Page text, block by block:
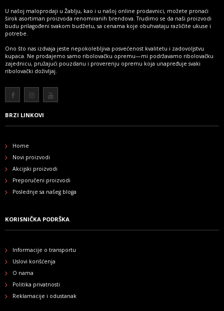
U našoj maloprodaji u Žablju, kao i u našoj online prodavnici, možete pronaći
širok asortiman proizvoda renomiranih brendova. Trudimo se da naši proizvodi
budu prilagođeni svakom budžetu, sa cenama koje obuhvataju različite ukuse i
potrebe.
Ono što nas izdvaja jeste nepokolebljiva posvećenost kvalitetu i zadovoljstvu
kupaca. Ne prodajemo samo ribolovačku opremu—mi podržavamo ribolovačku
zajednicu, pružajući pouzdanu i proverenju opremu koja unapređuje svaki
ribolovački doživljaj.
BRZI LINKOVI
Home
Novi proizvodi
Akcijski proizvodi
Preporučeni proizvodi
Poslednje sa našeg bloga
KORISNIČKA PODRŠKA
Informacije o transportu
Uslovi korišćenja
O nama
Politika privatnosti
Reklamacije i odustanak